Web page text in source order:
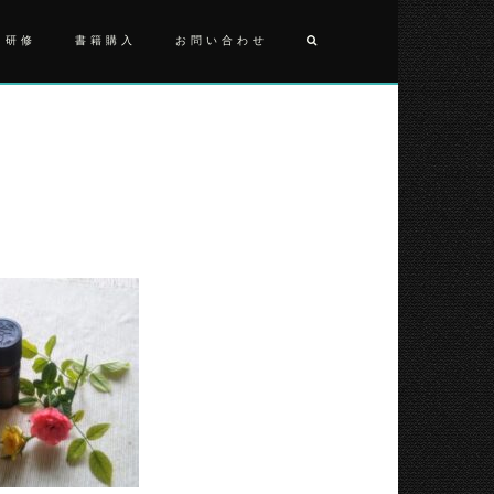
修 書籍購入 お問い合わせ
投
稿
ナ
ビ
ゲ
ー
シ
ョ
ン